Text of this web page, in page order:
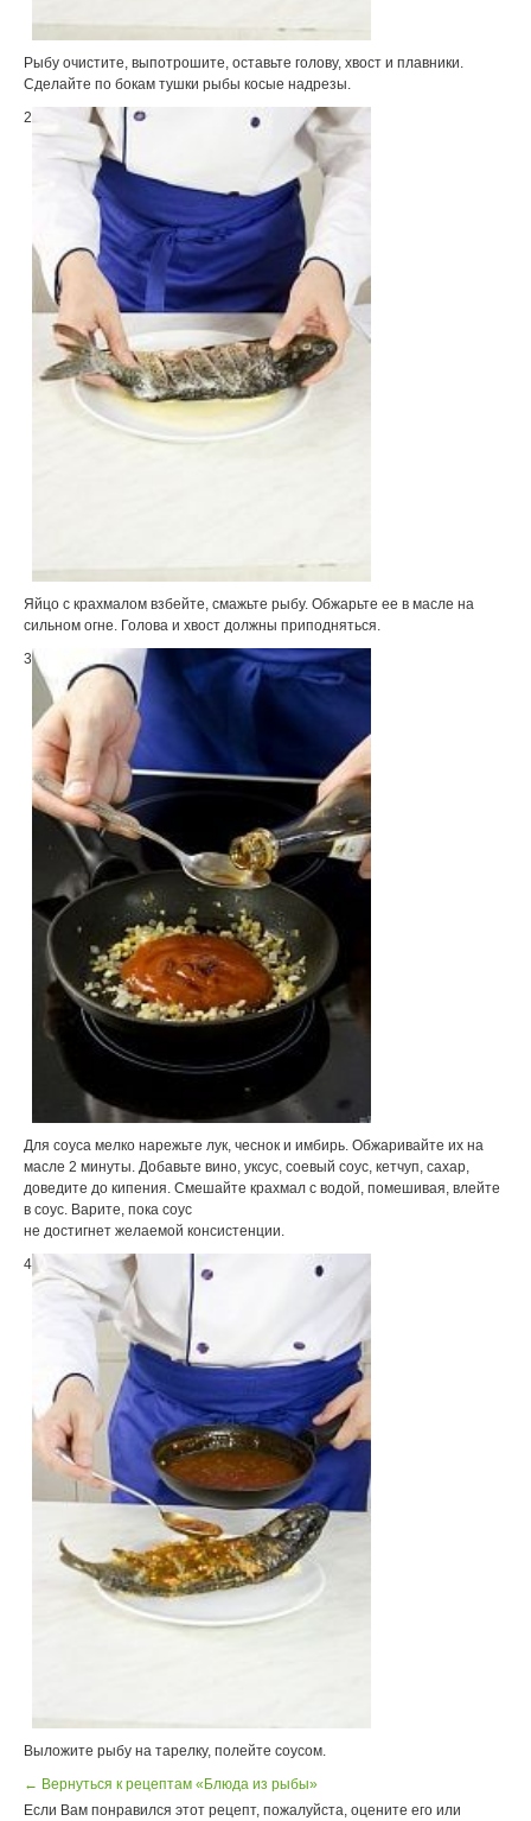
Рыбу очистите, выпотрошите, оставьте голову, хвост и плавники.
Сделайте по бокам тушки рыбы косые надрезы.
2
Яйцо с крахмалом взбейте, смажьте рыбу. Обжарьте ее в масле на
сильном огне. Голова и хвост должны приподняться.
3
Для соуса мелко нарежьте лук, чеснок и имбирь. Обжаривайте их на
масле 2 минуты. Добавьте вино, уксус, соевый соус, кетчуп, сахар,
доведите до кипения. Смешайте крахмал с водой, помешивая, влейте
в соус. Варите, пока соус
не достигнет желаемой консистенции.
4
Выложите рыбу на тарелку, полейте соусом.
← Вернуться к рецептам «Блюда из рыбы»
Если Вам понравился этот рецепт, пожалуйста, оцените его или